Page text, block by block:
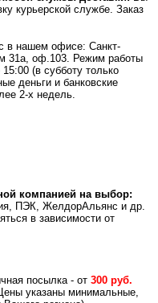
курьерской службе. Заказ
в нашем офисе: Санкт-
31а, оф.103. Режим работы
(в субботу только
деньги и банковские
2-х недель.
компанией на выбор:
ПЭК, ЖелдорАльянс и др.
в зависимости от
посылка - от 300 руб.
указаны минимальные,